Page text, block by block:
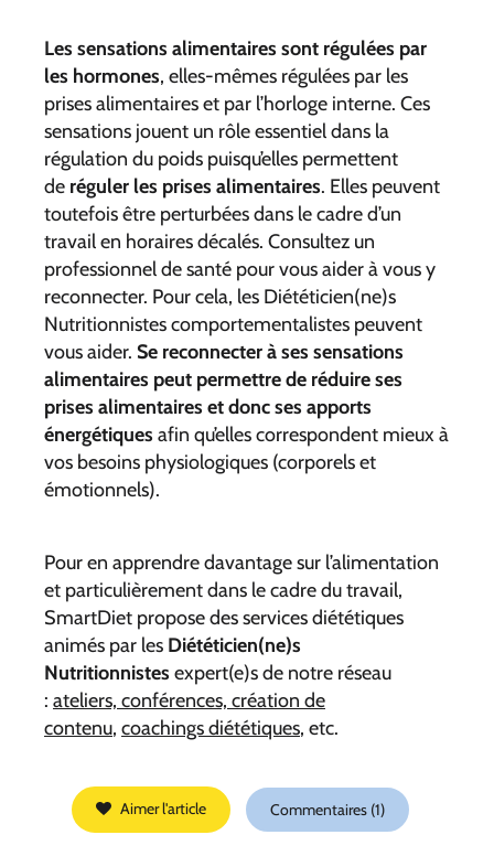
Les sensations alimentaires sont régulées par
les hormones, elles-mêmes régulées par les
prises alimentaires et par l’horloge interne. Ces
sensations jouent un rôle essentiel dans la
régulation du poids puisqu’elles permettent
de réguler les prises alimentaires. Elles peuvent
toutefois être perturbées dans le cadre d’un
travail en horaires décalés. Consultez un
professionnel de santé pour vous aider à vous y
reconnecter. Pour cela, les Diététicien(ne)s
Nutritionnistes comportementalistes peuvent
vous aider. Se reconnecter à ses sensations
alimentaires peut permettre de réduire ses
prises alimentaires et donc ses apports
énergétiques afin qu’elles correspondent mieux à
vos besoins physiologiques (corporels et
émotionnels).
Pour en apprendre davantage sur l’alimentation
et particulièrement dans le cadre du travail,
SmartDiet propose des services diététiques
animés par les Diététicien(ne)s
Nutritionnistes expert(e)s de notre réseau
: ateliers, conférences, création de
contenu, coachings diététiques, etc.
Aimer l'article Commentaires (1)